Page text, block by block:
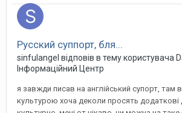
Русский суппорт, бля...
sinfulangel відповів в тему користувача
Інформаційний Центр
я завжди писав на англійський супорт, там
культурою хоча деколи просять додаткові